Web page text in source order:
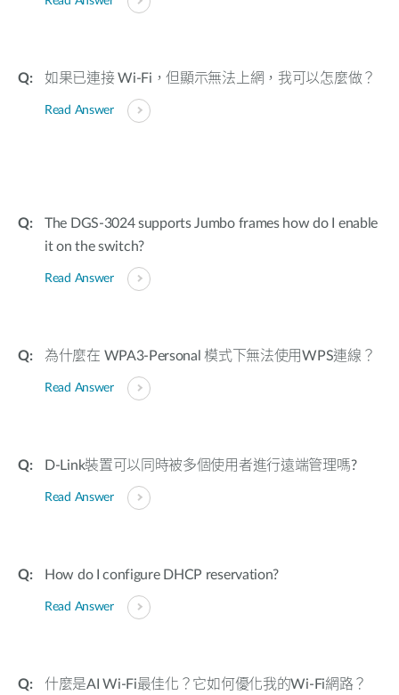
如果已連接 Wi-Fi，但顯示無法上網，我可以怎麼做？
Read Answer
The DGS-3024 supports Jumbo frames how do I enable
it on the switch?
Read Answer
為什麼在 WPA3-Personal 模式下無法使用WPS連線？
Read Answer
D-Link裝置可以同時被多個使用者進行遠端管理嗎?
Read Answer
How do I configure DHCP reservation?
Read Answer
什麼是AI Wi-Fi最佳化？它如何優化我的Wi-Fi網路？